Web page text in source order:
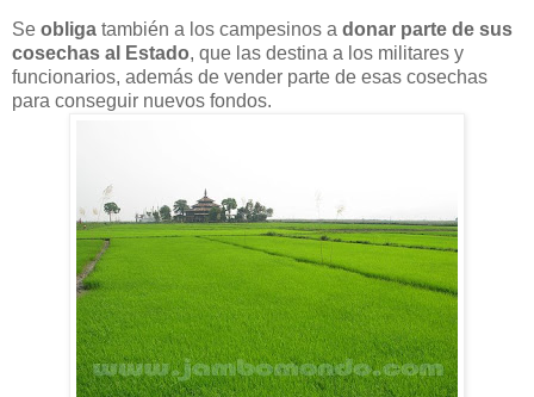
Se obliga también a los campesinos a donar parte de sus
cosechas al Estado, que las destina a los militares y
funcionarios, además de vender parte de esas cosechas
para conseguir nuevos fondos.